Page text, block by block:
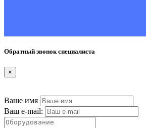
Обратный звонок специалиста
×
Ваше имя
Ваш e-mail: